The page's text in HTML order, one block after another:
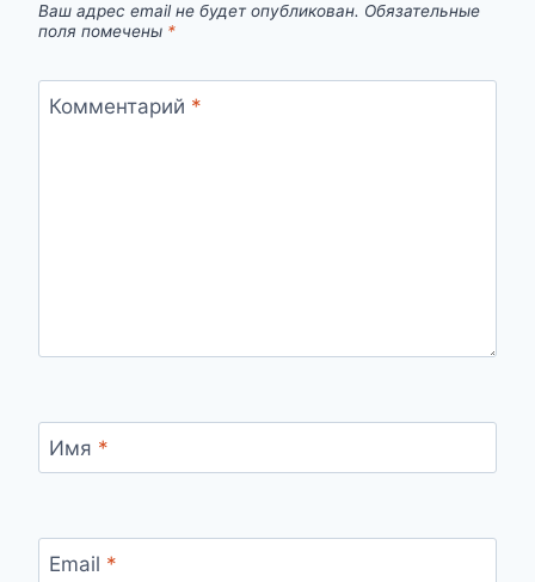
Ваш адрес email не будет опубликован. Обязательные
поля помечены *
Комментарий *
Имя *
Email *